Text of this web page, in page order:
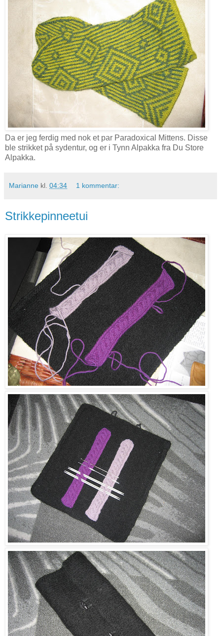
Da er jeg ferdig med nok et par Paradoxical Mittens. Disse
ble strikket på sydentur, og er i Tynn Alpakka fra Du Store
Alpakka.
Marianne kl. 04:34 1 kommentar:
Strikkepinneetui